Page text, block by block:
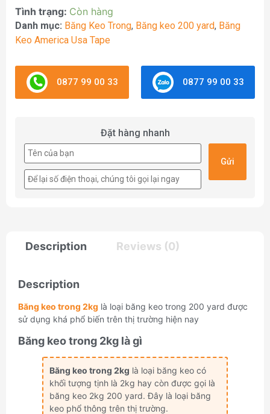
Tình trạng: Còn hàng
Danh mục: Băng Keo Trong, Băng keo 200 yard, Băng
Keo America Usa Tape
0877 99 00 33 0877 99 00 33
Đặt hàng nhanh
Description Reviews (0)
Description
Băng keo trong 2kg là loại băng keo trong 200 yard được
sử dụng khá phổ biến trên thị trường hiện nay
Băng keo trong 2kg là gì
Băng keo trong 2kg là loại băng keo có
khối tượng tịnh là 2kg hay còn được gọi là
băng keo 2kg 200 yard. Đây là loại băng
keo phổ thông trên thị trường.